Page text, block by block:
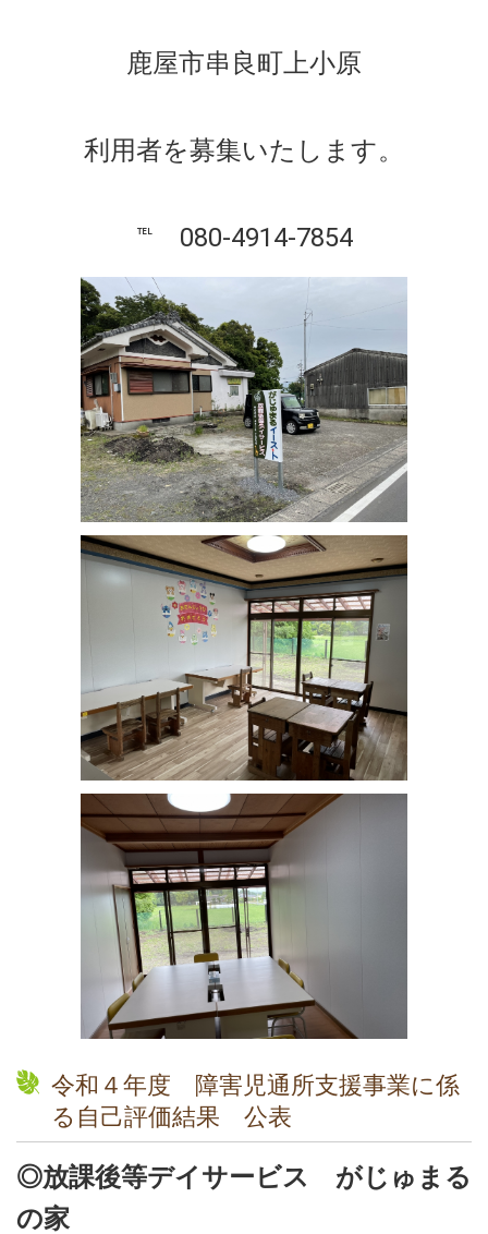
鹿屋市串良町上小原
利用者を募集いたします。
℡ 080-4914-7854
令和４年度 障害児通所支援事業に係
る自己評価結果 公表
◎放課後等デイサービス がじゅまる
の家